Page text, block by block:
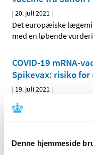
Denne hjemmeside
|20. juli 2021 |
Det europæiske
med en løbende
COVID-19 mRNA-
Spikevax: risiko
| 19. juli 2021 |
Kære
Europæiske
COVID-19 Vaccine
hos personer, der